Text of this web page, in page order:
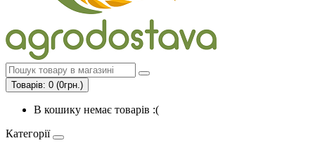
Товарів: 0 (0грн.)
В кошику немає товарів :(
Категорії